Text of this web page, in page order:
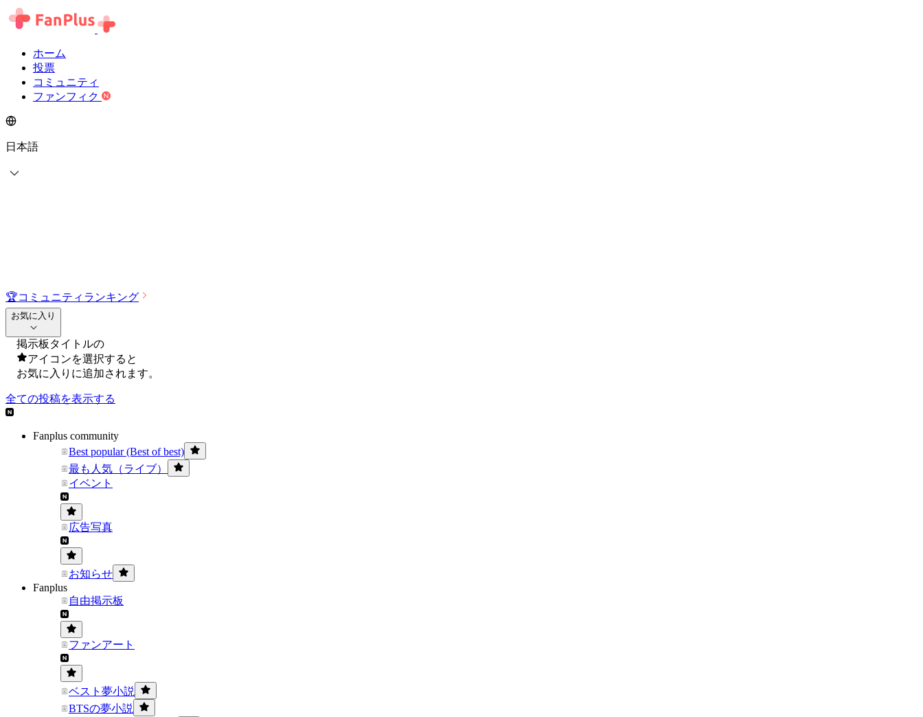
ホーム
投票
コミュニティ
ファンフィク
日本語
🏆コミュニティランキング
お気に入り
掲示板タイトルの
アイコンを選択すると
お気に入りに追加されます。
全ての投稿を表示する
Fanplus community
Best popular (Best of best)
最も人気（ライブ）
イベント
広告写真
お知らせ
Fanplus
自由掲示板
ファンアート
ベスト夢小説
BTSの夢小説